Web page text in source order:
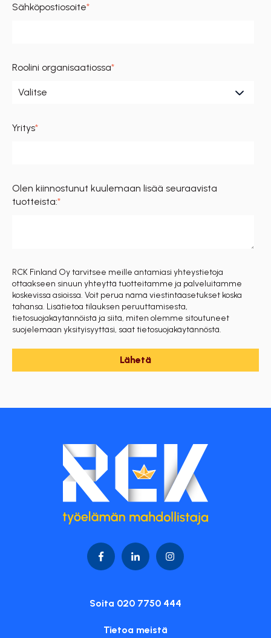
Sähköpostiosoite*
Roolini organisaatiossa*
Yritys*
Olen kiinnostunut kuulemaan lisää seuraavista
tuotteista:*
RCK Finland Oy tarvitsee meille antamiasi yhteystietoja
ottaakseen sinuun yhteyttä tuotteitamme ja palveluitamme
koskevissa asioissa. Voit perua nämä viestintäasetukset koska
tahansa. Lisätietoa tilauksen peruuttamisesta,
tietosuojakäytännöistä ja siitä, miten olemme sitoutuneet
suojelemaan yksityisyyttäsi, saat tietosuojakäytännöstä.
Soita 020 7750 444
Tietoa meistä